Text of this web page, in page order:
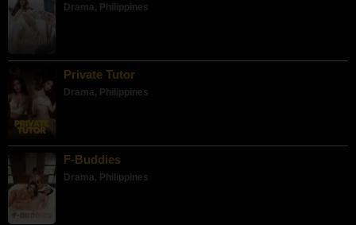
Drama, Philippines
Private Tutor
Drama, Philippines
F-Buddies
Drama, Philippines